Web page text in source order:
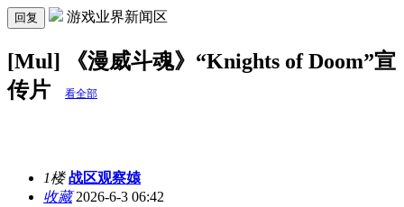
回复 游戏业界新闻区
[Mul] 《漫威斗魂》“Knights of Doom”宣
传片
看全部
1楼 战区观察媴
收藏2026-6-3 06:42